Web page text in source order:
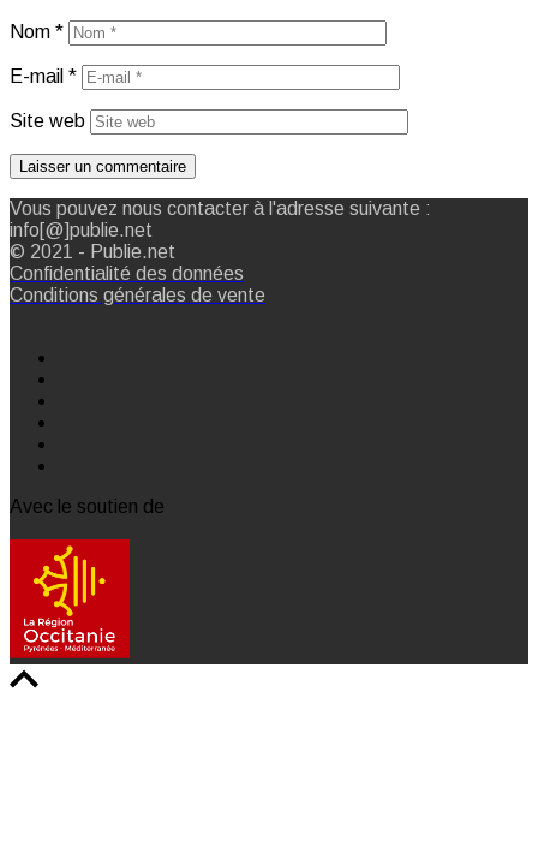
Nom *
E-mail *
Site web
Vous pouvez nous contacter à l'adresse suivante :
info[@]publie.net
© 2021 - Publie.net
Confidentialité des données
Conditions générales de vente
Avec le soutien de